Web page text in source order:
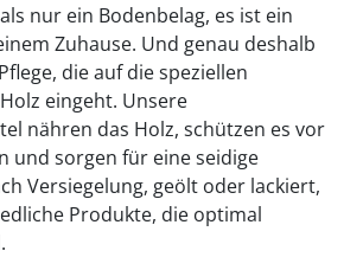
nur ein Bodenbelag, es ist ein
Zuhause. Und genau deshalb
die auf die speziellen
eingeht. Unsere
nähren das Holz, schützen es vor
und sorgen für eine seidige
Versiegelung, geölt oder lackiert,
Produkte, die optimal